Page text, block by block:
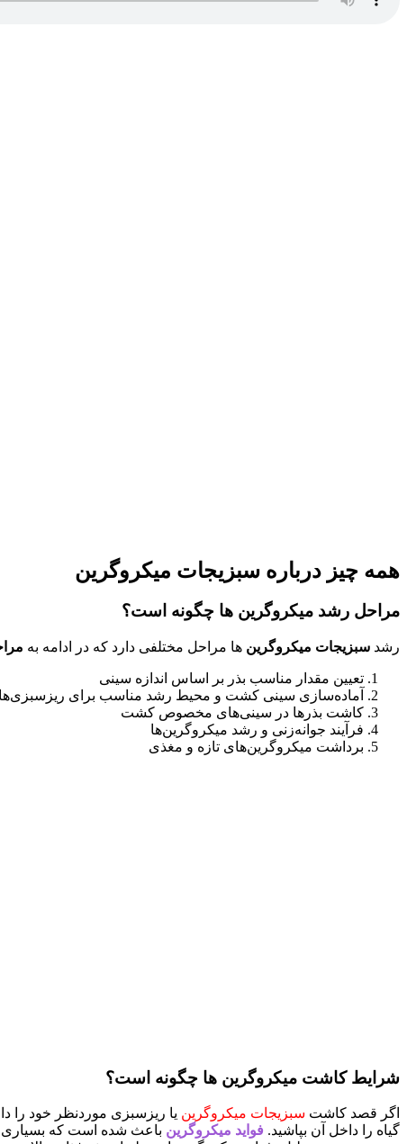
همه چیز درباره سبزیجات میکروگرین
مراحل رشد میکروگرین ها چگونه است؟
رشد سبزیجات میکروگرین ها مراحل مختلفی دارد که در ادامه به
تعیین مقدار مناسب بذر بر اساس اندازه سینی
آماده‌سازی سینی کشت و محیط رشد مناسب برای ریزسبزی‌ها
کاشت بذرها در سینی‌های مخصوص کشت
فرآیند جوانه‌زنی و رشد میکروگرین‌ها
برداشت میکروگرین‌های تازه و مغذی
شرایط کاشت میکروگرین ها چگونه است؟
اگر قصد کاشت سبزیجات میکروگرین یا ریزسبزی موردنظر خود را
گیاه را داخل آن بپاشید. فواید میکروگرین باعث شده است که بسیاری